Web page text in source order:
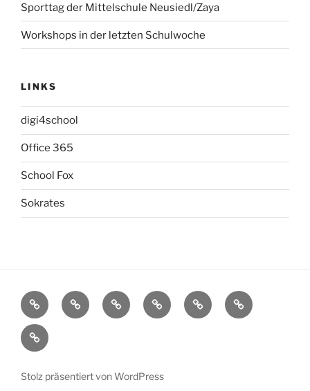
Sporttag der Mittelschule Neusiedl/Zaya
Workshops in der letzten Schulwoche
LINKS
digi4school
Office 365
School Fox
Sokrates
StartseiteAktivitätenSchulinfosDas
sind
Service Archiv
Impressum
Stolz präsentiert von WordPress